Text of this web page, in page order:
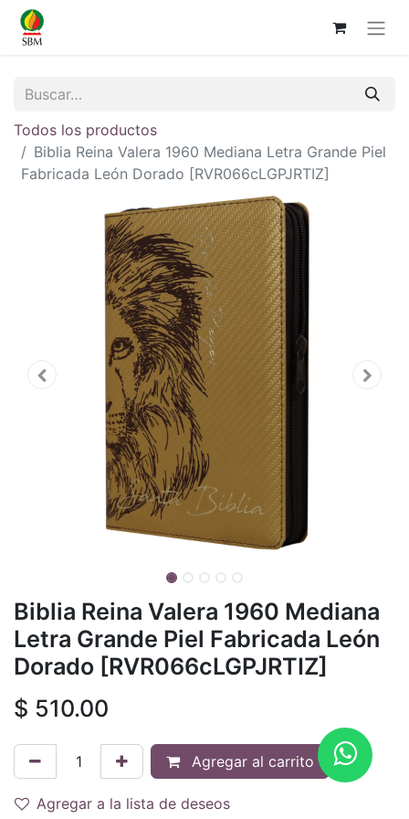
Todos los productos
Biblia Reina Valera 1960 Mediana Letra Grande Piel
Fabricada León Dorado [RVR066cLGPJRTIZ]
Biblia Reina Valera 1960 Mediana
Letra Grande Piel Fabricada León
Dorado [RVR066cLGPJRTIZ]
$ 510.00
Agregar al carrito
Agregar a la lista de deseos